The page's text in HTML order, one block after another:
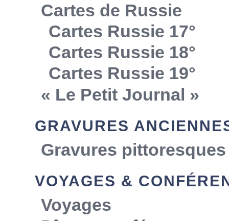
Cartes de Russie
Cartes Russie 17°
Cartes Russie 18°
Cartes Russie 19°
« Le Petit Journal »
GRAVURES
Gravures pittoresques
VOYAGES &
Voyages